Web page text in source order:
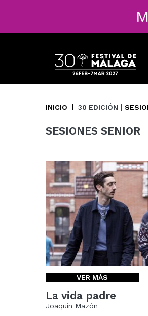
INICIO
30 EDICIÓN |
SESIONES SENIOR
VER MÁS
La vida padre
Joaquín Mazón